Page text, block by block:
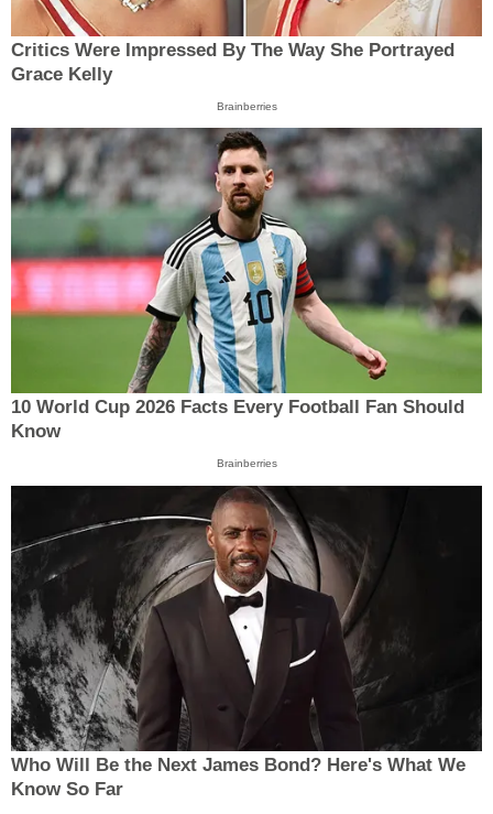
Critics Were Impressed By The Way She Portrayed
Grace Kelly
Brainberries
10 World Cup 2026 Facts Every Football Fan Should
Know
Brainberries
Who Will Be the Next James Bond? Here's What We
Know So Far